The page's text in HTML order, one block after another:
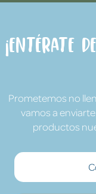
¡Entérate
Prometemos no
vamos a
productos